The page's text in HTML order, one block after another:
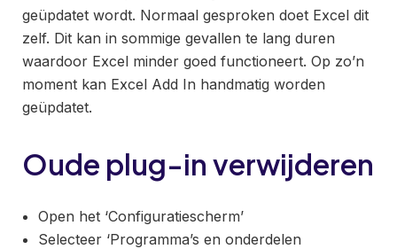
geüpdatet wordt. Normaal gesproken doet Excel dit
zelf. Dit kan in sommige gevallen te lang duren
waardoor Excel minder goed functioneert. Op zo’n
moment kan Excel Add In handmatig worden
geüpdatet.
Oude plug-in verwijderen
Open het ‘Configuratiescherm’
Selecteer ‘Programma’s en onderdelen